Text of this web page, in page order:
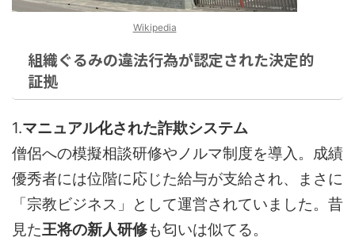
Wikipedia
組織ぐるみの違法行為が認定された決定的
証拠
1.マニュアル化された詐欺システム
僧侶への模擬相談研修やノルマ制度を導入。成績
優秀者には位階に応じた給与が支給され、まさに
「宗教ビジネス」として運営されていました。昔
見た王将の新人研修も匂いは似てる。